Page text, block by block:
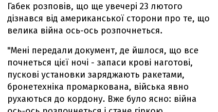
Габек розповів, що ще увечері 23 лютого
дізнався від американської сторони про те, що
велика війна ось-ось розпочнеться.
"Мені передали документ, де йшлося, що все
почнеться цієї ночі - запаси крові наготові,
пускові установки заряджають ракетами,
бронетехніка промаркована, війська явно
рухаються до кордону. Вже було ясно: війна